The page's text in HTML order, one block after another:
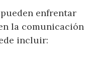
pueden enfrentar
la comunicación
incluir: